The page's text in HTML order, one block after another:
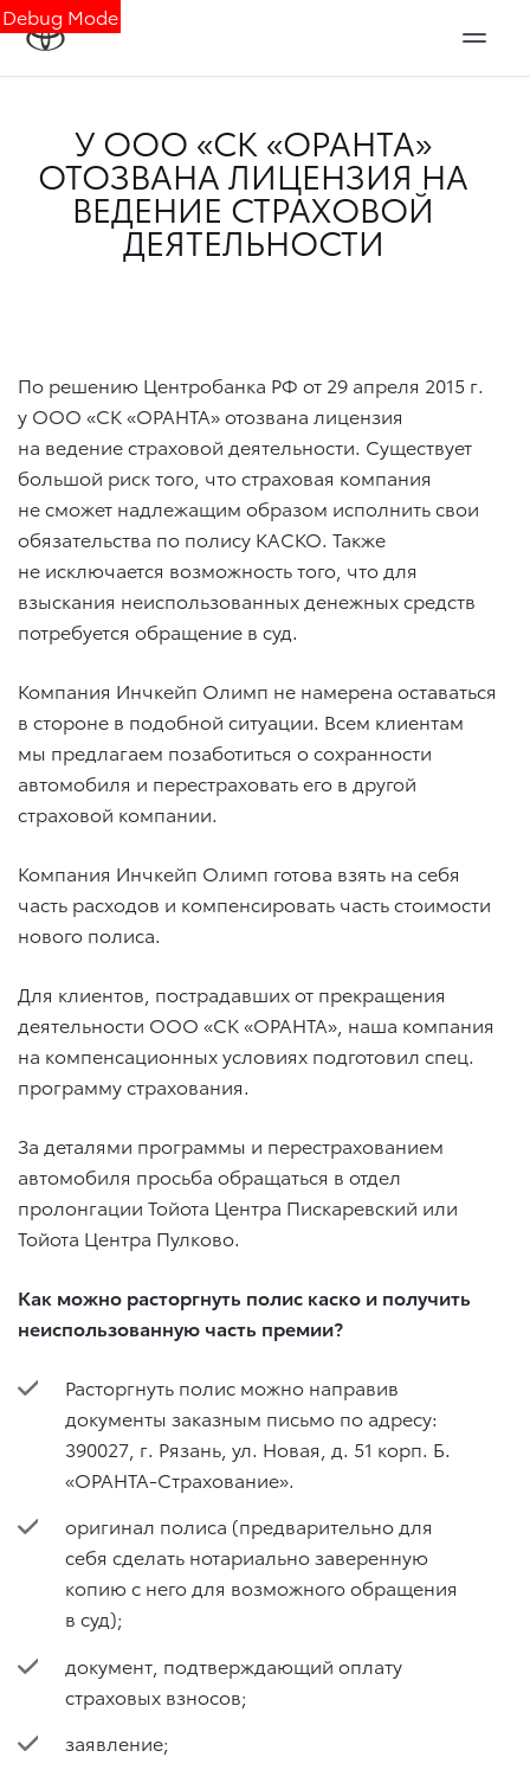
Debug Mode
У ООО «СК «ОРАНТА»
ОТОЗВАНА ЛИЦЕНЗИЯ НА
ВЕДЕНИЕ СТРАХОВОЙ
ДЕЯТЕЛЬНОСТИ
По решению Центробанка РФ от 29 апреля 2015 г.
у ООО «СК «ОРАНТА» отозвана лицензия
на ведение страховой деятельности. Существует
большой риск того, что страховая компания
не сможет надлежащим образом исполнить свои
обязательства по полису КАСКО. Также
не исключается возможность того, что для
взыскания неиспользованных денежных средств
потребуется обращение в суд.
Компания Инчкейп Олимп не намерена оставаться
в стороне в подобной ситуации. Всем клиентам
мы предлагаем позаботиться о сохранности
автомобиля и перестраховать его в другой
страховой компании.
Компания Инчкейп Олимп готова взять на себя
часть расходов и компенсировать часть стоимости
нового полиса.
Для клиентов, пострадавших от прекращения
деятельности ООО «СК «ОРАНТА», наша компания
на компенсационных условиях подготовил спец.
программу страхования.
За деталями программы и перестрахованием
автомобиля просьба обращаться в отдел
пролонгации Тойота Центра Пискаревский или
Тойота Центра Пулково.
Как можно расторгнуть полис каско и получить
неиспользованную часть премии?
Расторгнуть полис можно направив
документы заказным письмо по адресу:
390027, г. Рязань, ул. Новая, д. 51 корп. Б.
«ОРАНТА-Страхование».
оригинал полиса (предварительно для
себя сделать нотариально заверенную
копию с него для возможного обращения
в суд);
документ, подтверждающий оплату
страховых взносов;
заявление;